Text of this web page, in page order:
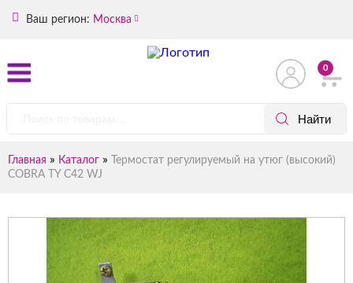
Ваш регион: Москва
0
Главная » Каталог »
Термостат регулируемый на утюг (высокий)
COBRA TY C42 WJ